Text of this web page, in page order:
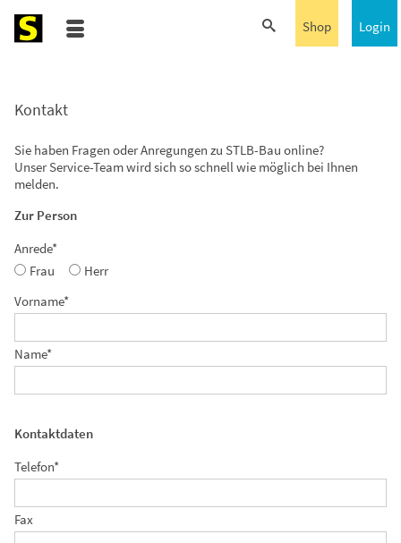
Login
Shop
Kontakt
Sie haben Fragen oder Anregungen zu STLB-Bau online?
Unser Service-Team wird sich so schnell wie möglich bei Ihnen
melden.
Zur Person
Anrede*
Frau
Herr
Vorname*
Name*
Kontaktdaten
Telefon*
Fax